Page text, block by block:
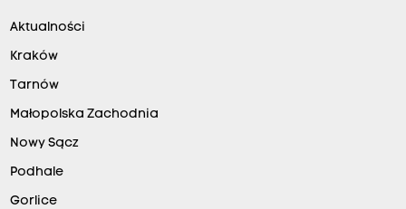
Aktualności
Kraków
Tarnów
Małopolska Zachodnia
Nowy Sącz
Podhale
Gorlice